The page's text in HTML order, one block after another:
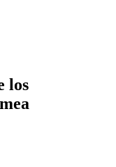
los